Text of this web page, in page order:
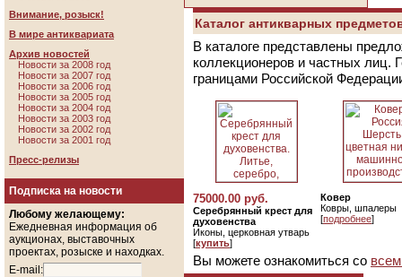
Внимание, розыск!
В мире антиквариата
Архив новостей
Новости за 2008 год
Новости за 2007 год
Новости за 2006 год
Новости за 2005 год
Новости за 2004 год
Новости за 2003 год
Новости за 2002 год
Новости за 2001 год
Пресс-релизы
Подписка на новости
Любому желающему:
Ежедневная информация об
аукционах, выставочных
проектах, розыске и находках.
E-mail:
Каталог антикварных
В каталоге представлены
коллекционеров и частных лиц.
границами Российской
75000.00 руб.
Серебрянный крест для
духовенства
Иконы, церковная утварь
[купить]
Ковер
Ковры, шпалеры
[подробнее]
Вы можете ознакомиться со